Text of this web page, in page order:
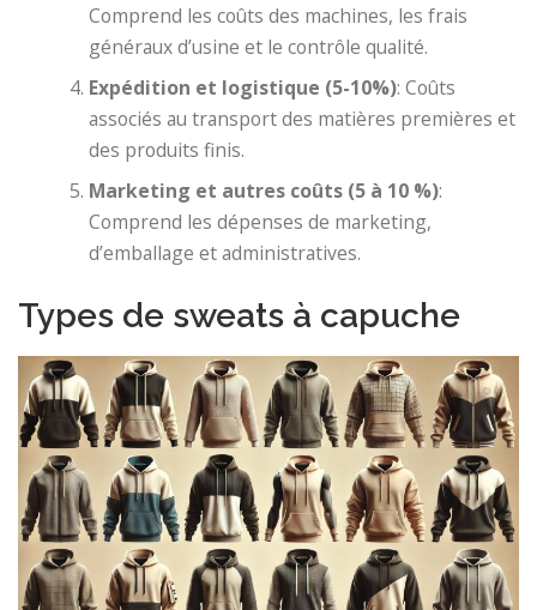
Comprend les coûts des machines, les frais
généraux d’usine et le contrôle qualité.
Expédition et logistique (5-10%): Coûts
associés au transport des matières premières et
des produits finis.
Marketing et autres coûts (5 à 10 %):
Comprend les dépenses de marketing,
d’emballage et administratives.
Types de sweats à capuche